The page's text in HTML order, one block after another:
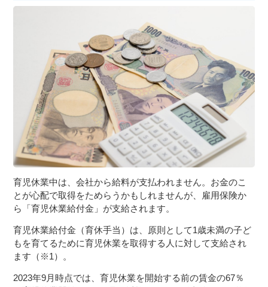
１歳児
７〜１２歳児
育児休業中は、会社から給料が支払われません。お金のこ
とが心配で取得をためらうかもしれませんが、雇用保険か
ら「育児休業給付金」が支給されます。
育児休業給付金（育休手当）は、原則として1歳未満の子ど
もを育てるために育児休業を取得する人に対して支給され
ます（※1）。
2023年9月時点では、育児休業を開始する前の賃金の67％